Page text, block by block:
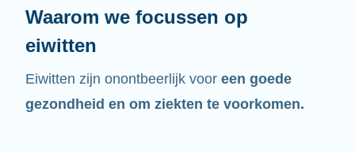
Waarom we focussen op
eiwitten
Eiwitten zijn onontbeerlijk voor een goede
gezondheid en om ziekten te voorkomen.